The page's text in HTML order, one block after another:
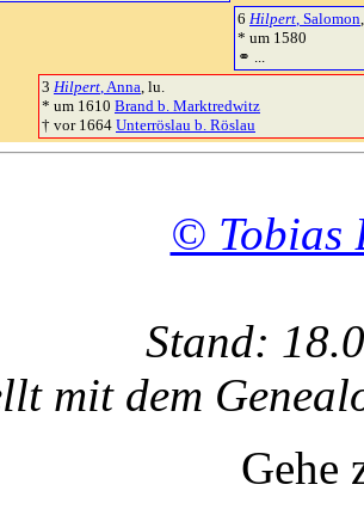
6 Hilpert, Salomon
* um 1580
⚭ ...
3 Hilpert, Anna, lu.
* um 1610 Brand b. Marktredwitz
† vor 1664 Unterröslau b. Röslau
© Tobias
Stand:
mit dem
Gehe